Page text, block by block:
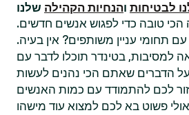
לבטיחות והנחיות הקהילה
הכי טובה כדי לפגוש אנשים חדשים.
תחומי עניין משותפים? אין בעיה.
למסיבות, בטינדר תוכלו לדבר עם
לכם להתמודד עם כמות האנשים
פשוט בא לכם למצוא עוד מישהו